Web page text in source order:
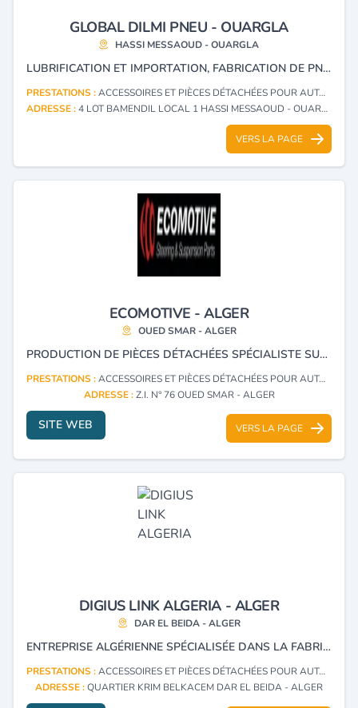
GLOBAL DILMI PNEU - OUARGLA
HASSI MESSAOUD - OUARGLA
LUBRIFICATION ET IMPORTATION, FABRICATION DE PNEUS NEUFS EN CAOUTCHOUC UTILISÉS POUR TOUS TYPES DE VOITURES, AUTOBUS, CAMIONS, AVIONS, MOTOCYCLES, BICYCLES, BICYCLETTES.
PRESTATIONS :ACCESSOIRES ET PIÈCES DÉTACHÉES POUR AUTOMOBILES (FABRICATION)
ADRESSE :4 LOT BAMENDIL LOCAL 1 HASSI MESSAOUD - OUARGLA
VERS LA PAGE
ECOMOTIVE - ALGER
OUED SMAR - ALGER
PRODUCTION DE PIÈCES DÉTACHÉES SPÉCIALISTE SUSPENSION.
PRESTATIONS :ACCESSOIRES ET PIÈCES DÉTACHÉES POUR AUTOMOBILES (FABRICATION)
ADRESSE :Z.I. N° 76 OUED SMAR - ALGER
SITE WEB VERS LA PAGE
DIGIUS LINK ALGERIA - ALGER
DAR EL BEIDA - ALGER
ENTREPRISE ALGÉRIENNE SPÉCIALISÉE DANS LA FABRICATION ET LA DISTRIBUTION DE PRODUITS INFORMATIQUES ET ÉLECTRONIQUES. ELLE PROPOSE UNE GAMME DE PRODUITS COMPRENANT DES ACCESSOIRES INFORMATIQUES, DES CÂBLES, DES CHARGEURS ET DES ÉQUIPEMENTS ÉLECTRONIQUES.
PRESTATIONS :ACCESSOIRES ET PIÈCES DÉTACHÉES POUR AUTOMOBILES (FABRICATION)
ADRESSE :QUARTIER KRIM BELKACEM DAR EL BEIDA - ALGER